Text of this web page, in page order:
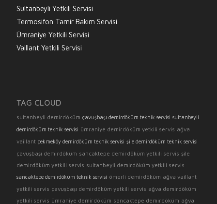
Sultanbeyli Yetkili Servisi
Termosifon Tamir Bakım Servisi
Ümraniye Yetkili Servisi
Vaillant Yetkili Servisi
TAG CLOUD
sultanbeyli demirdöküm çavuşbaşı demirdöküm teknik servisi sultanbeyli
demirdöküm teknik servisi ümraniye demirdöküm yetkili servis ağva
vaillant çekmeköy demirdöküm teknik servisi şile demirdöküm teknik servisi
çavuşbaşı demirdöküm sancaktepe demirdöküm yetkili servis şile
demirdöküm yetkili servis sultanbeyli demirdöküm yetkili servis
sancaktepe demirdöküm teknik servisi ömerli demirdöküm ağva vaillant
yetkili servis çavuşbaşı demirdöküm yetkili servis ağva demirdöküm
yetkili servis ümraniye demirdöküm sancaktepe demirdöküm ağva